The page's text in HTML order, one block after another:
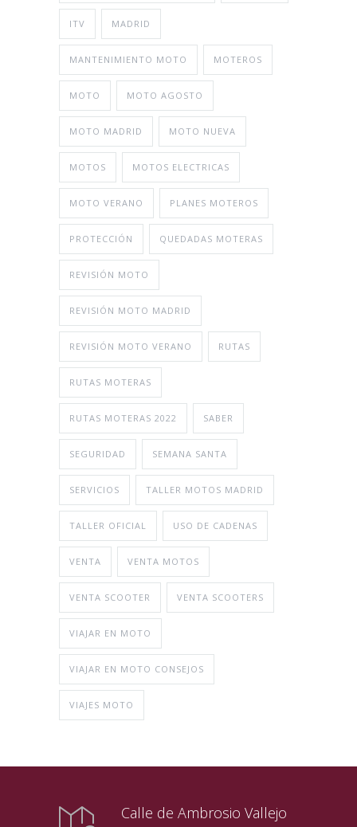
ITV MADRID
MANTENIMIENTO MOTO MOTEROS
MOTO MOTO AGOSTO
MOTO MADRID MOTO NUEVA
MOTOS MOTOS ELECTRICAS
MOTO VERANO PLANES MOTEROS
PROTECCIÓN QUEDADAS MOTERAS
REVISIÓN MOTO
REVISIÓN MOTO MADRID
REVISIÓN MOTO VERANO RUTAS
RUTAS MOTERAS
RUTAS MOTERAS 2022 SABER
SEGURIDAD SEMANA SANTA
SERVICIOS TALLER MOTOS MADRID
TALLER OFICIAL USO DE CADENAS
VENTA VENTA MOTOS
VENTA SCOOTER VENTA SCOOTERS
VIAJAR EN MOTO
VIAJAR EN MOTO CONSEJOS
VIAJES MOTO
Calle de Ambrosio Vallejo